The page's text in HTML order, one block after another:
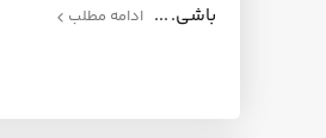
باشی.
ادامه مطلب